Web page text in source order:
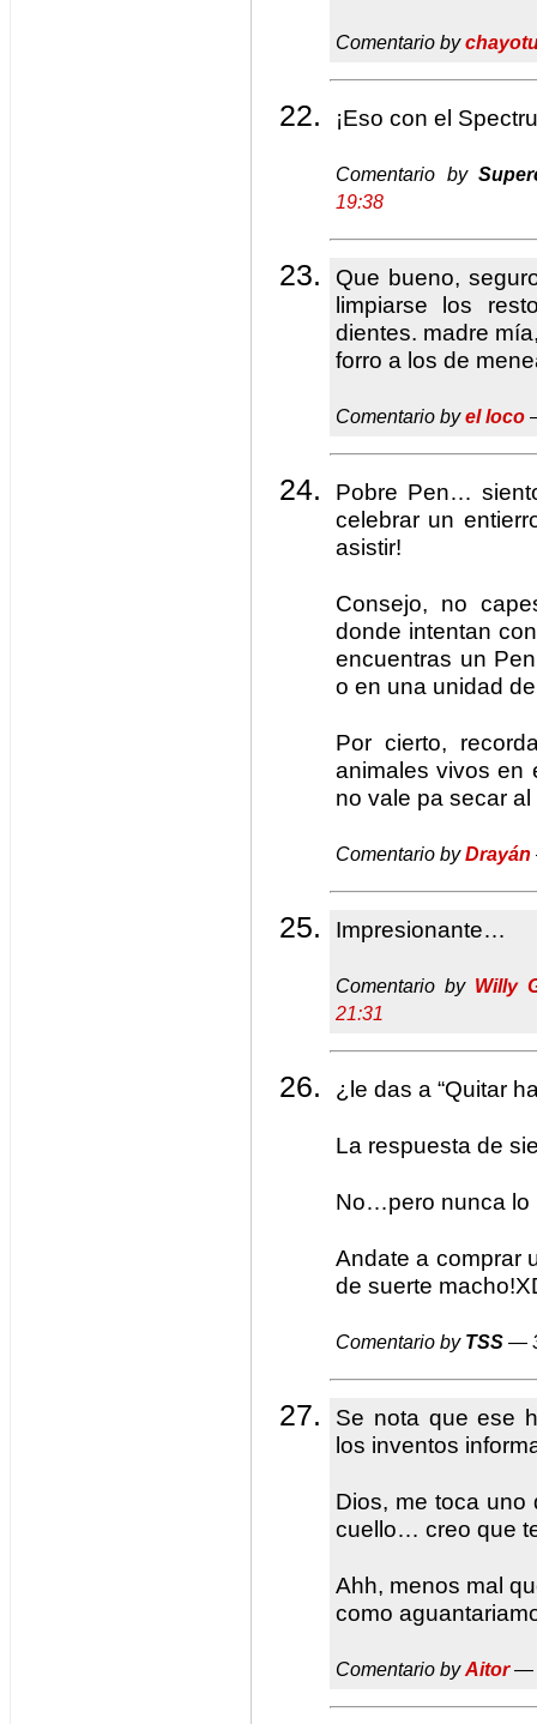
Comentario by
¡Eso con el
Comentario by
19:38
Que bueno,
limpiarse los
dientes. madre
forro a los de
Comentario byel loco
Pobre Pen…
celebrar un
asistir!
Consejo, no
donde intentan
encuentras un
o en una unidad
Por cierto,
animales vivos en
no vale pa secar al
Comentario byDrayán
Impresionante…
Comentario by Willy
21:31
¿le das a “Quitar
La respuesta de
No…pero nunca lo
Andate a comprar
de suerte
Comentario by TSS —
Se nota que ese
los inventos
Dios, me toca uno
cuello… creo que
Ahh, menos mal
como
Comentario byAitor—